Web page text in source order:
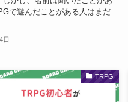
で遊んだことがある人はまだ
日
TRPG